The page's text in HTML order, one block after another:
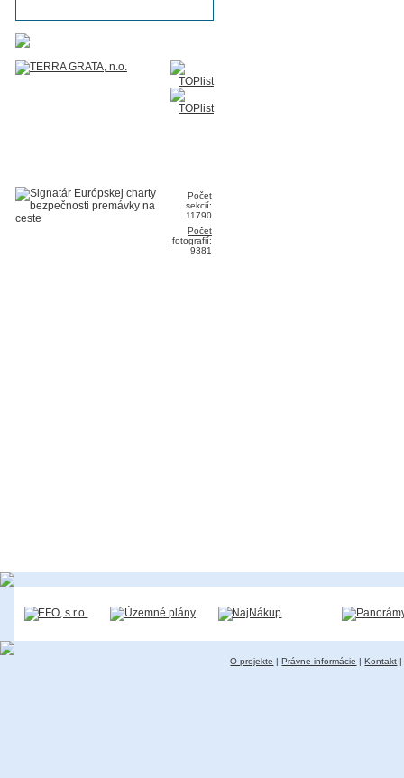
Počet
sekcií:
11790
Počet
fotografií:
9381
O projekte |Právne informácie |Kontakt